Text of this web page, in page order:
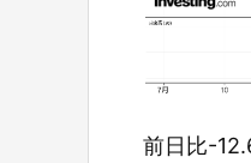
前日比-